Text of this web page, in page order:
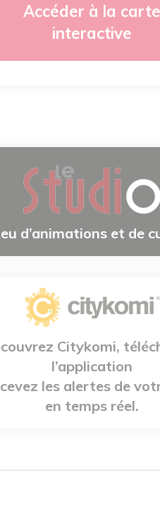
Accéder à la carte
interactive
d’animations et de
Citykomi,
l’application
les alertes de
en temps réel.